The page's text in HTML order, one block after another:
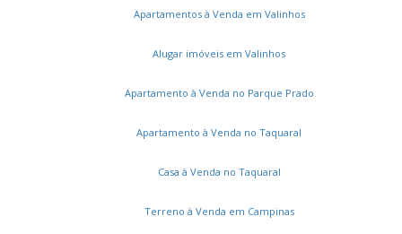
Residencial Jardim do Jatobá
Loteamento Recanto do Sol
Apartamentos à Venda em Valinhos
Alugar imóveis em Valinhos
Apartamento à Venda no Parque Prado
Apartamento à Venda no Taquaral
Casa à Venda no Taquaral
Terreno à Venda em Campinas